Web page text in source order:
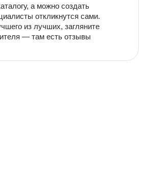
а можно создать
откликнутся сами.
из лучших, загляните
— там есть отзывы